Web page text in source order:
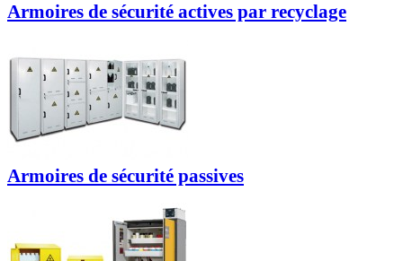
Armoires de sécurité actives par recyclage
Armoires de sécurité passives